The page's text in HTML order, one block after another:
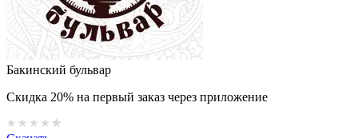
Бакинский бульвар
Скидка 20% на первый заказ через приложение